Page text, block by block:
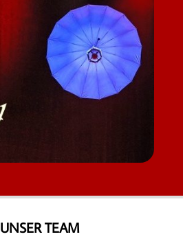
UNSER TEAM